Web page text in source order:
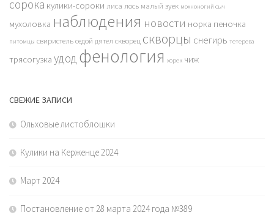
сорока кулики-сороки лиса лось малый зуек мохноногий сыч
мухоловка наблюдения новости норка пеночка
питомцы свиристельседой дятел скворец скворцы снегирь тетерева
трясогузка удод фенология хорек чиж
СВЕЖИЕ ЗАПИСИ
Ольховые листоблошки
Кулики на Керженце 2024
Март 2024
Постановление от 28 марта 2024 года №389